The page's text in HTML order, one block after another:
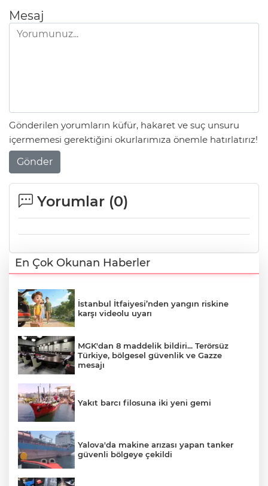
Mesaj
Gönderilen yorumların küfür, hakaret ve suç unsuru
içermemesi gerektiğini okurlarımıza önemle hatırlatırız!
Gönder
Yorumlar (0)
En Çok Okunan Haberler
İstanbul İtfaiyesi’nden yangın riskine
karşı videolu uyarı
MGK'dan 8 maddelik bildiri... Terörsüz
Türkiye, bölgesel güvenlik ve Gazze
mesajı
Yakıt barcı filosuna iki yeni gemi
Yalova'da makine arızası yapan tanker
güvenli bölgeye çekildi